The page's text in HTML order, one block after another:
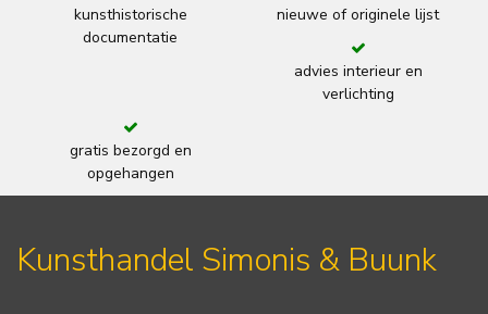
kunsthistorische
documentatie
nieuwe of originele lijst
advies interieur en
verlichting
gratis bezorgd en
opgehangen
Kunsthandel Simonis & Buunk